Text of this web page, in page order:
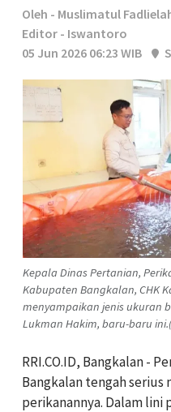
Oleh - Muslimatul
Editor - Iswantoro
05 Jun 2026 06:23 WIB
Kepala Dinas Pertanian,
Kabupaten Bangkalan, CHK
menyampaikan jenis ukuran
Lukman Hakim, baru-baru
RRI.CO.ID, Bangkalan -
Bangkalan tengah
perikanannya. Dalam lini